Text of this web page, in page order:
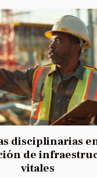
disciplinarias
de
vitales